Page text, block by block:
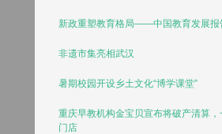
新政重塑教育格局——中国教育发展报
非遗市集亮相武汉
暑期校园开设乡土文化“博学课堂”
重庆早教机构金宝贝宣布将破产清算
门店